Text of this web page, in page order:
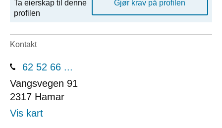
Ta eierskap til denne
profilen
Gjør krav på profilen
Kontakt
62 52 66 ...
Vangsvegen 91
2317 Hamar
Vis kart